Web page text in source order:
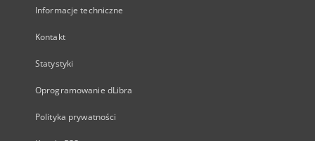
Informacje techniczne
Kontakt
Statystyki
Oprogramowanie dLibra
Polityka prywatności